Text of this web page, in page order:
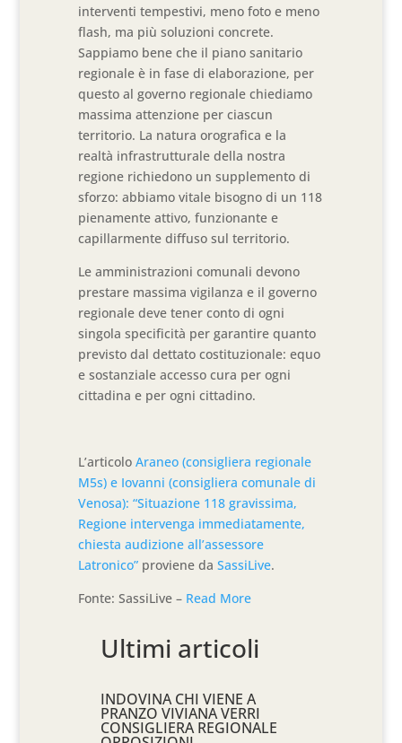
interventi tempestivi, meno foto e meno
flash, ma più soluzioni concrete.
Sappiamo bene che il piano sanitario
regionale è in fase di elaborazione, per
questo al governo regionale chiediamo
massima attenzione per ciascun
territorio. La natura orografica e la
realtà infrastrutturale della nostra
regione richiedono un supplemento di
sforzo: abbiamo vitale bisogno di un 118
pienamente attivo, funzionante e
capillarmente diffuso sul territorio.
Le amministrazioni comunali devono
prestare massima vigilanza e il governo
regionale deve tener conto di ogni
singola specificità per garantire quanto
previsto dal dettato costituzionale: equo
e sostanziale accesso cura per ogni
cittadina e per ogni cittadino.
L’articoloAraneo (consigliera regionale
M5s) e Iovanni (consigliera comunale di
Venosa): “Situazione 118 gravissima,
Regione intervenga immediatamente,
chiesta audizione all’assessore
Latronico” proviene daSassiLive.
Fonte: SassiLive – Read More
Ultimi articoli
INDOVINA CHI VIENE A
PRANZO VIVIANA VERRI
CONSIGLIERA REGIONALE